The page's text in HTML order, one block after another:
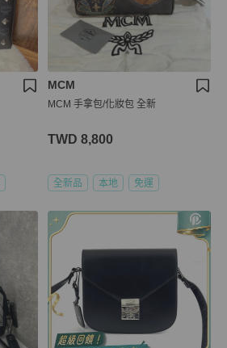
MCM
MCM 手拿包/化妝包 全新
TWD 8,800
全新品 本地 免運